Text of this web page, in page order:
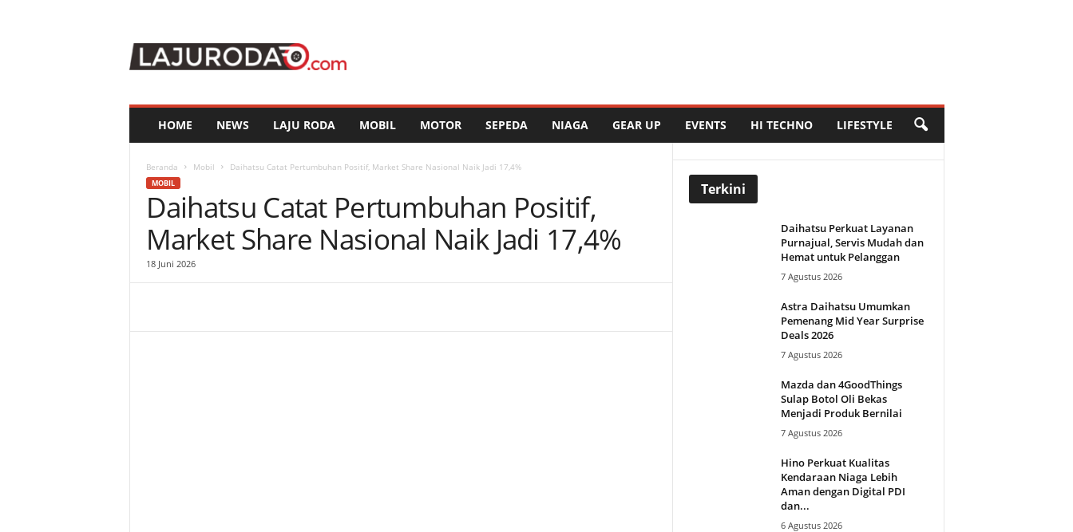
u
HOME NEWS LAJU RODA MOBIL MOTOR SEPEDA NIAGA GEAR UP EVENTS HI TECHNO LIFESTYLE
Beranda Mobil Daihatsu Catat Pertumbuhan Positif, Market Share Nasional Naik Jadi 17,4%
MOBIL
Daihatsu Catat Pertumbuhan Positif,
Market Share Nasional Naik Jadi 17,4%
18 Juni 2026
Terkini
Daihatsu Perkuat Layanan
Purnajual, Servis Mudah dan
Hemat untuk Pelanggan
7 Agustus 2026
Astra Daihatsu Umumkan
Pemenang Mid Year Surprise
Deals 2026
7 Agustus 2026
Mazda dan 4GoodThings
Sulap Botol Oli Bekas
Menjadi Produk Bernilai
7 Agustus 2026
Hino Perkuat Kualitas
Kendaraan Niaga Lebih
Aman dengan Digital PDI
dan...
6 Agustus 2026